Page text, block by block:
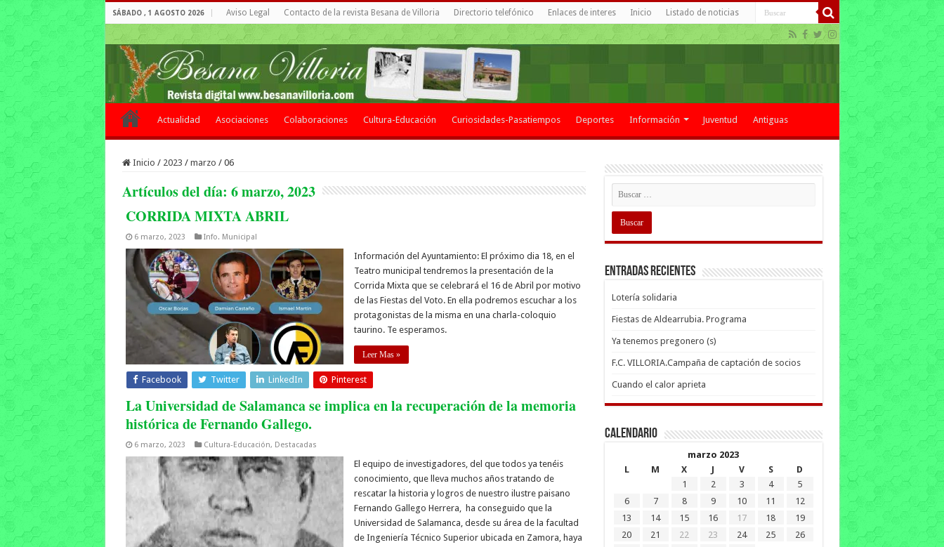
SÁBADO , 1 AGOSTO 2026 Aviso Legal Contacto de la revista Besana de Villoria Directorio telefónico Enlaces de interes Inicio Listado de noticias
Actualidad Asociaciones Colaboraciones Cultura-Educación Curiosidades-Pasatiempos Deportes Información Juventud Antiguas
Inicio / 2023 / marzo / 06
Artículos del día: 6 marzo, 2023
CORRIDA MIXTA ABRIL
6 marzo, 2023 Info. Municipal
Información del Ayuntamiento: El próximo dia 18, en el
Teatro municipal tendremos la presentación de la
Corrida Mixta que se celebrará el 16 de Abril por motivo
de las Fiestas del Voto. En ella podremos escuchar a los
protagonistas de la misma en una charla-coloquio
taurino. Te esperamos.
Leer Mas »
Facebook Twitter LinkedIn Pinterest
La Universidad de Salamanca se implica en la recuperación de la memoria
histórica de Fernando Gallego.
6 marzo, 2023 Cultura-Educación, Destacadas
El equipo de investigadores, del que todos ya tenéis
conocimiento, que lleva muchos años tratando de
rescatar la historia y logros de nuestro ilustre paisano
Fernando Gallego Herrera, ha conseguido que la
Universidad de Salamanca, desde su área de la facultad
de Ingeniería Técnico Superior ubicada en Zamora, haya
Entradas recientes
Lotería solidaria
Fiestas de Aldearrubia. Programa
Ya tenemos pregonero (s)
F.C. VILLORIA.Campaña de captación de socios
Cuando el calor aprieta
Calendario
marzo 2023
L
M X J V S
D
1
2 3 4
5
6
7 8 9 10 11
12
13
14 15 16 17 18
19
20
21 22 23 24 25
26